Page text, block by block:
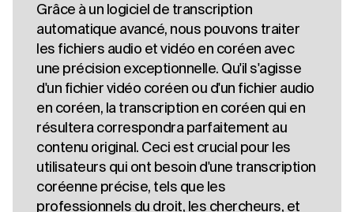
Grâce à un logiciel de transcription
automatique avancé, nous pouvons traiter
les fichiers audio et vidéo en coréen avec
une précision exceptionnelle. Qu'il s'agisse
d'un fichier vidéo coréen ou d'un fichier audio
en coréen, la transcription en coréen qui en
résultera correspondra parfaitement au
contenu original. Ceci est crucial pour les
utilisateurs qui ont besoin d'une transcription
coréenne précise, tels que les
professionnels du droit, les chercheurs, et